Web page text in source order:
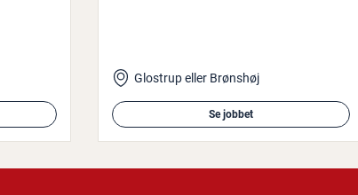
Glostrup eller Brønshøj
Se jobbet